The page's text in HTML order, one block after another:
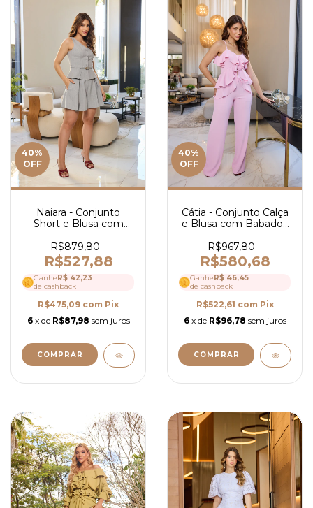
40%
OFF
Naiara - Conjunto
Short e Blusa com
Ref 4118
R$879,80
R$527,88
Ganhe R$ 42,23
de cashback
R$475,09 com Pix
6 x de R$87,98 sem juros
COMPRAR
40%
OFF
Cátia - Conjunto Calça
e Blusa com Babados
R$967,80
R$580,68
Ganhe R$ 46,45
de cashback
R$522,61 com Pix
6 x de R$96,78 sem juros
COMPRAR